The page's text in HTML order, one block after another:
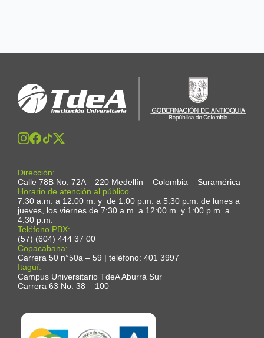
Dirección:
Calle 78B No. 72A – 220 Medellín – Colombia – Suramérica
Horario de atención al público
7:30 a.m. a 12:00 m. y de 1:00 p.m. a 5:30 p.m. de lunes a
jueves, los viernes de 7:30 a.m. a 12:00 m. y 1:00 p.m. a
4:30 p.m.
Teléfono PBX:
(57) (604) 444 37 00
Copacabana:
Carrera 50 n°50a – 59 | teléfono: 401 3997
Itaguí:
Campus Universitario TdeA Aburrá Sur
Carrera 63 No. 38 – 100